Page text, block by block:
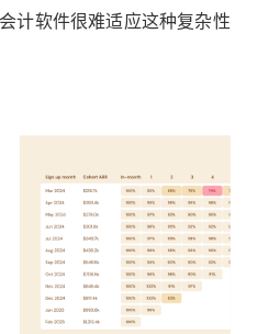
计软件很难适应这种复杂性